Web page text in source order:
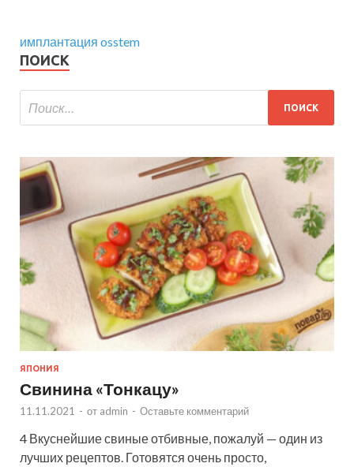
имплантация osstem
ПОИСК
ЯПОНИЯ
Свинина «Тонкацу»
11.11.2021 - от admin - Оставьте комментарий
4 Вкуснейшие свиные отбивные, пожалуй — один из
лучших рецептов. Готовятся очень просто,